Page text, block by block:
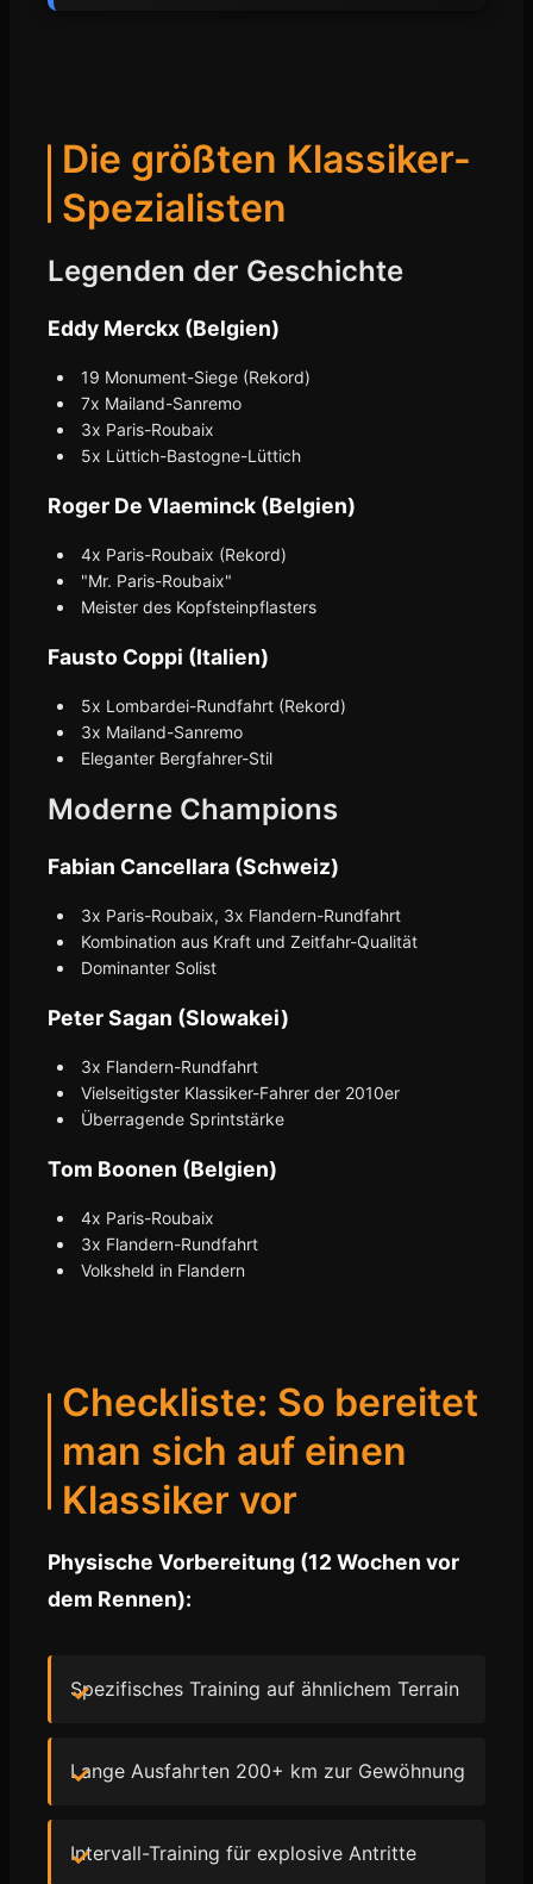
Die größten Klassiker-
Spezialisten
Legenden der Geschichte
Eddy Merckx (Belgien)
19 Monument-Siege (Rekord)
7x Mailand-Sanremo
3x Paris-Roubaix
5x Lüttich-Bastogne-Lüttich
Roger De Vlaeminck (Belgien)
4x Paris-Roubaix (Rekord)
"Mr. Paris-Roubaix"
Meister des Kopfsteinpflasters
Fausto Coppi (Italien)
5x Lombardei-Rundfahrt (Rekord)
3x Mailand-Sanremo
Eleganter Bergfahrer-Stil
Moderne Champions
Fabian Cancellara (Schweiz)
3x Paris-Roubaix, 3x Flandern-Rundfahrt
Kombination aus Kraft und Zeitfahr-Qualität
Dominanter Solist
Peter Sagan (Slowakei)
3x Flandern-Rundfahrt
Vielseitigster Klassiker-Fahrer der 2010er
Überragende Sprintstärke
Tom Boonen (Belgien)
4x Paris-Roubaix
3x Flandern-Rundfahrt
Volksheld in Flandern
Checkliste: So bereitet
man sich auf einen
Klassiker vor
Physische Vorbereitung (12 Wochen vor
dem Rennen):
Spezifisches Training auf ähnlichem Terrain
Lange Ausfahrten 200+ km zur Gewöhnung
Intervall-Training für explosive Antritte